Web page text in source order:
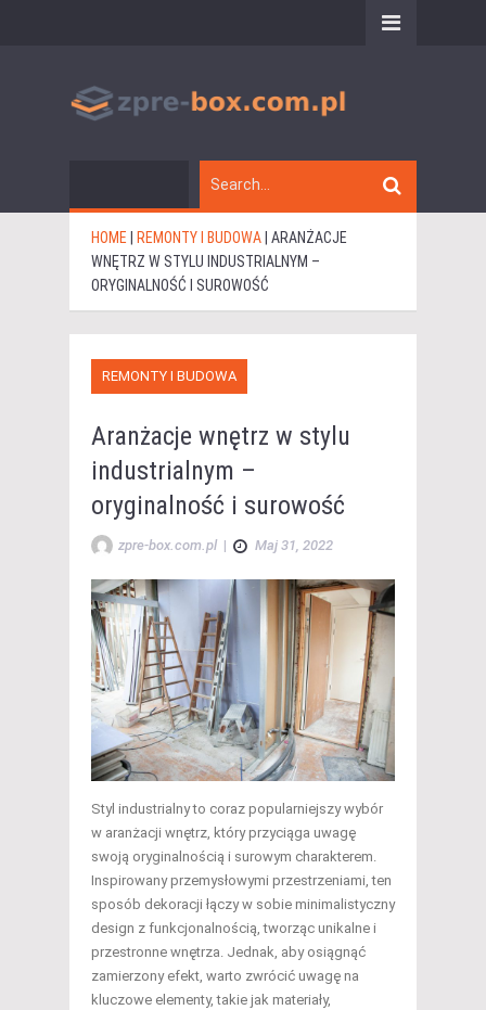
HOME REMONTY I BUDOWA ARANŻACJE
WNĘTRZ W STYLU INDUSTRIALNYM –
ORYGINALNOŚĆ I SUROWOŚĆ
REMONTY I BUDOWA
Aranżacje wnętrz w stylu
industrialnym –
oryginalność i surowość
zpre-box.com.pl | Maj 31, 2022
Styl industrialny to coraz popularniejszy wybór
w aranżacji wnętrz, który przyciąga uwagę
swoją oryginalnością i surowym charakterem.
Inspirowany przemysłowymi przestrzeniami, ten
sposób dekoracji łączy w sobie minimalistyczny
design z funkcjonalnością, tworząc unikalne i
przestronne wnętrza. Jednak, aby osiągnąć
zamierzony efekt, warto zwrócić uwagę na
kluczowe elementy, takie jak materiały,